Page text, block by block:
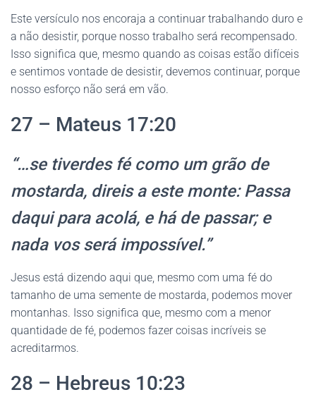
Este versículo nos encoraja a continuar trabalhando duro e
a não desistir, porque nosso trabalho será recompensado.
Isso significa que, mesmo quando as coisas estão difíceis
e sentimos vontade de desistir, devemos continuar, porque
nosso esforço não será em vão.
27 – Mateus 17:20
“…se tiverdes fé como um grão de
mostarda, direis a este monte: Passa
daqui para acolá, e há de passar; e
nada vos será impossível.”
Jesus está dizendo aqui que, mesmo com uma fé do
tamanho de uma semente de mostarda, podemos mover
montanhas. Isso significa que, mesmo com a menor
quantidade de fé, podemos fazer coisas incríveis se
acreditarmos.
28 – Hebreus 10:23